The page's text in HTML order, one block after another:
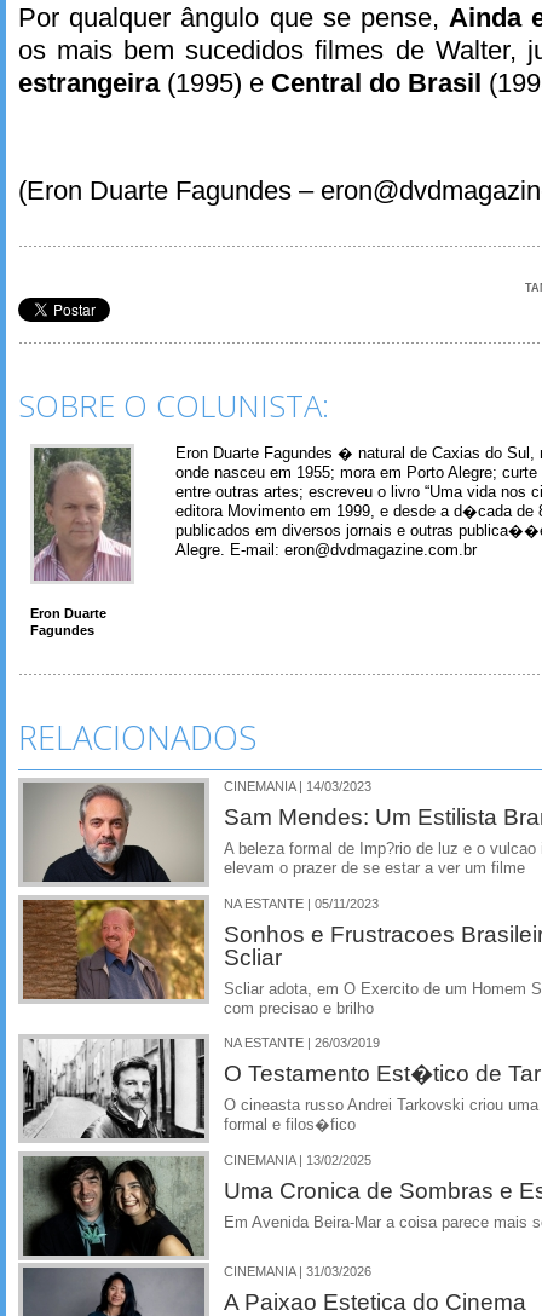
Por qualquer ângulo que se pense, Ainda
os mais bem sucedidos filmes de Walter,
estrangeira (1995) e Central do Brasil
(Eron Duarte Fagundes –
SOBRE O COLUNISTA:
Eron Duarte
Fagundes
Eron Duarte Fagundes � natural de Caxias do Sul,
onde nasceu em 1955; mora em Porto Alegre;
entre outras artes; escreveu o livro “Uma vida nos
editora Movimento em 1999, e desde a d�cada de
publicados em diversos jornais e outras
Alegre. E-mail: eron@dvdmagazine.com.br
RELACIONADOS
CINEMANIA | 14/03/2023
Sam Mendes: Um Estilista
A beleza formal de Imp?rio de luz e o
elevam o prazer de se estar a ver um filme
NA ESTANTE | 05/11/2023
Sonhos e Frustracoes
Scliar
Scliar adota, em O Exercito de um Homem
com precisao e brilho
NA ESTANTE | 26/03/2019
O Testamento Est�tico de
O cineasta russo Andrei Tarkovski criou
formal e filos�fico
CINEMANIA | 13/02/2025
Uma Cronica de Sombras e
Em Avenida Beira-Mar a coisa parece mais
CINEMANIA | 31/03/2026
A Paixao Estetica do Cinema